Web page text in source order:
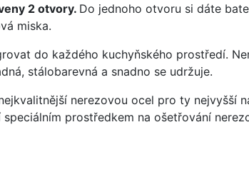
2 otvory. Do jednoho otvoru si dáte
miska.
do každého kuchyňského prostředí.
stálobarevná a snadno se udržuje.
nerezovou ocel pro ty
prostředkem na ošetřování